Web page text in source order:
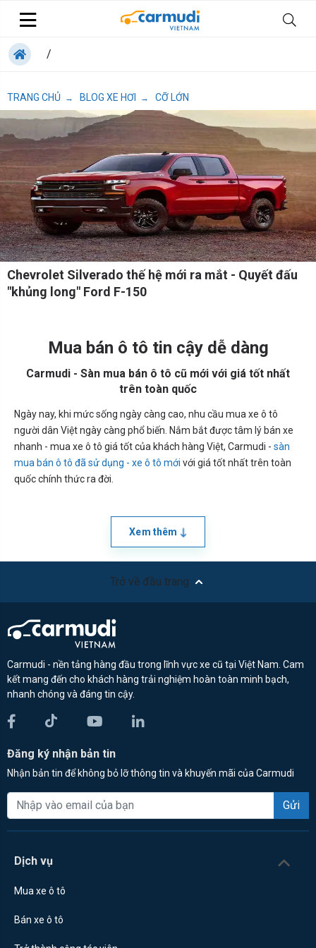
/
TRANG CHỦ → BLOG XE HƠI → CỠ LỚN
Chevrolet Silverado thế hệ mới ra mắt - Quyết đấu
"khủng long" Ford F-150
Mua bán ô tô tin cậy dễ dàng
Carmudi - Sàn mua bán ô tô cũ mới với giá tốt nhất
trên toàn quốc
Ngày nay, khi mức sống ngày càng cao, nhu cầu mua xe ô tô
người dân Việt ngày càng phổ biến. Nắm bắt được tâm lý bán xe
nhanh - mua xe ô tô giá tốt của khách hàng Việt, Carmudi - sàn
mua bán ô tô đã sử dụng - xe ô tô mới với giá tốt nhất trên toàn
quốc chính thức ra đời.
Xem thêm
Trở về đầu trang
Carmudi - nền tảng hàng đầu trong lĩnh vực xe cũ tại Việt Nam. Cam
kết mang đến cho khách hàng trải nghiệm hoàn toàn minh bạch,
nhanh chóng và đáng tin cậy.
Đăng ký nhận bản tin
Nhận bản tin để không bỏ lỡ thông tin và khuyến mãi của Carmudi
Gửi
Dịch vụ
Mua xe ô tô
Bán xe ô tô